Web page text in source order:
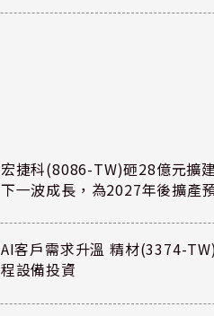
宏捷科(8086-TW)砸28億元擴
下一波成長，為2027年後擴產
AI客戶需求升溫 精材(3374-
程設備投資